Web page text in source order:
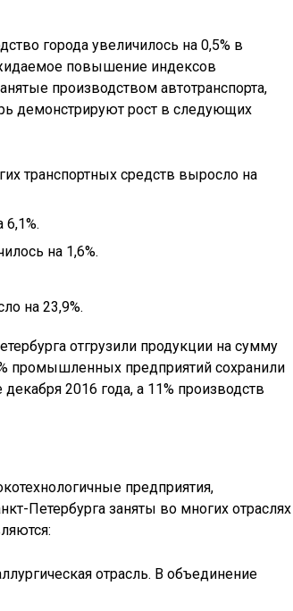
города увеличилось на 0,5% в
повышение индексов
производством автотранспорта,
демонстрируют рост в следующих
транспортных средств выросло на
на 1,6%.
на 23,9%.
отгрузили продукции на сумму
промышленных предприятий сохранили
2016 года, а 11% производств
предприятия,
Петербурга заняты во многих отраслях
отрасль. В объединение